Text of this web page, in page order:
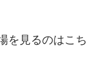
を見るのはこち